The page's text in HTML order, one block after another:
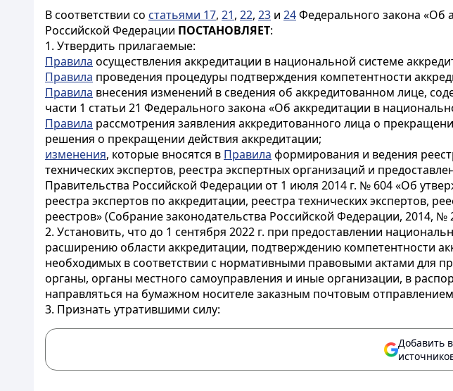
В соответствии со статьями 17, 21, 22, 23 и 24Федерального закона «Об
Российской Федерации ПОСТАНОВЛЯЕТ:
1. Утвердить прилагаемые:
Правила осуществления аккредитации в национальной системе
Правила проведения процедуры подтверждения компетентности
Правила внесения изменений в сведения об аккредитованном лице,
части 1 статьи 21 Федерального закона «Об аккредитации в
Правила рассмотрения заявления аккредитованного лица о
решения о прекращении действия аккредитации;
изменения, которые вносятся в Правила формирования и ведения
технических экспертов, реестра экспертных организаций и
Правительства Российской Федерации от 1 июля 2014 г. № 604 «Об
реестра экспертов по аккредитации, реестра технических экспертов,
реестров» (Собрание законодательства Российской Федерации, 2014, №
2. Установить, что до 1 сентября 2022 г. при предоставлении
расширению области аккредитации, подтверждению компетентности
необходимых в соответствии с нормативными правовыми актами для
органы, органы местного самоуправления и иные организации, в
направляться на бумажном носителе заказным почтовым
3. Признать утратившими силу:
Добавить